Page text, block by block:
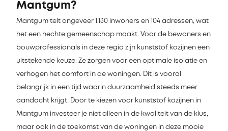
Mantgum?
Mantgum telt ongeveer 1.130 inwoners en 104 adressen, wat
het een hechte gemeenschap maakt. Voor de bewoners en
bouwprofessionals in deze regio zijn kunststof kozijnen een
uitstekende keuze. Ze zorgen voor een optimale isolatie en
verhogen het comfort in de woningen. Dit is vooral
belangrijk in een tijd waarin duurzaamheid steeds meer
aandacht krijgt. Door te kiezen voor kunststof kozijnen in
Mantgum investeer je niet alleen in de kwaliteit van de klus,
maar ook in de toekomst van de woningen in deze mooie